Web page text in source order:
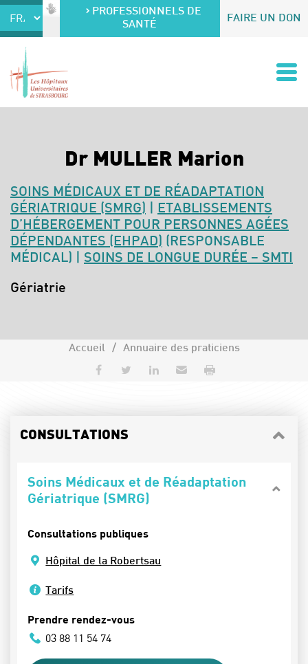
Accéder au contenu
Accéder au menuPROFESSIONNELS DE
SANTÉ
FAIRE UN DON
Dr MULLER Marion
SOINS MÉDICAUX ET DE RÉADAPTATION
GÉRIATRIQUE (SMRG)
ETABLISSEMENTS
D’HÉBERGEMENT POUR PERSONNES AGÉES
DÉPENDANTES (EHPAD) (RESPONSABLE
MÉDICAL) | SOINS DE LONGUE DURÉE – SMTI
Spécialités :
Gériatrie
Accueil Annuaire des praticiens
Partager sur Facebook
Partager sur Twitter
Partager sur LinkedIn
Envoyer par e-mail
CONSULTATIONS
Soins Médicaux et de Réadaptation
Gériatrique (SMRG)
Consultations publiques
Hôpital de la Robertsau
Tarifs
Prendre rendez-vous
03 88 11 54 74